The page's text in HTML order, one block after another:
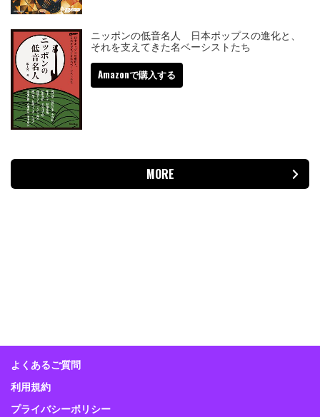
ニッポンの低音名人 日本ポップスの進化と、
それを支えてきた名ベーシストたち
Amazonで購入する
MORE
よくあるご質問
利用規約
プライバシーポリシー